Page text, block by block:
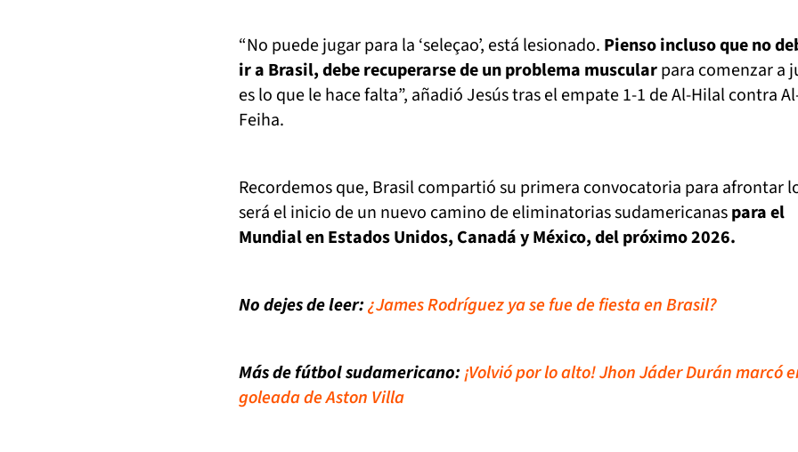
“No puede jugar para la ‘seleçao’, está lesionado. Pienso incluso que no
ir a Brasil, debe recuperarse de un problema muscularpara comenzar a
es lo que le hace falta”, añadió Jesús tras el empate 1-1 de Al-Hilal contra
Feiha.
Recordemos que, Brasil compartió su primera convocatoria para afrontar
será el inicio de un nuevo camino de eliminatorias sudamericanaspara el
Mundial en Estados Unidos, Canadá y México, del próximo 2026.
No dejes de leer:¿James Rodríguez ya se fue de fiesta en Brasil?
Más de fútbol sudamericano:¡Volvió por lo alto! Jhon Jáder Durán marcó
goleada de Aston Villa